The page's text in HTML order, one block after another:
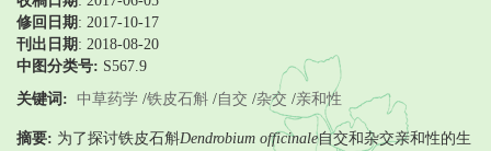
修回日期 : 2017-10-17
刊出日期 : 2018-08-20
中图分类号: S567.9
关键词: 中草药学 /铁皮石斛 /自交 /杂交 /亲和性
摘要: 为了探讨铁皮石斛Dendrobium officinale自交和杂交亲和性的生